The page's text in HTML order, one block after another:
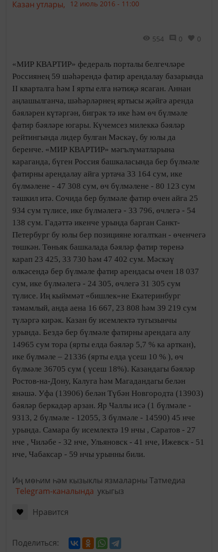
Казан утлары, 12 июль 2016 - 11:00
554 0 0
«МИР КВАРТИР» федераль порталы белгечләре
Россиянең 59 шәһәрендә фатир арендалау базарында
II кварталга һәм I ярты елга нәтиҗә ясаган. Аннан
аңлашылганча, шәһәрләрнең яртысы җәйгә аренда
бәяләрен күтәргән, бигрәк тә ике һәм өч бүлмәле
фатир бәяләре югары. Күчемсез милеккә бәяләр
рейтингында лидер булган Мәскәү, бу юлы да
беренче. «МИР КВАРТИР» мәгълүматларына
караганда, бүген Россия башкаласында бер бүлмәле
фатирны арендалау айга уртача 33 164 сум, ике
бүлмәлене - 47 308 сум, өч бүлмәлене - 80 123 сум
тәшкил итә. Сочида бер булмәле фатир өчен айга 25
934 сум түлисе, ике бүлмәлегә - 33 796, өчлегә - 54
138 сум. Гадәттә икенче урында барган Санкт-
Петербург бу юлы бер позицияне югалткан - өченчегә
төшкән. Төньяк башкалада бәяләр фатир төренә
карап 23 425, 33 730 һәм 47 402 сум. Мәскәү
өлкәсендә бер бүлмәле фатир арендасы өчен 18 037
сум, ике бүлмәлегә - 24 305, өчлегә 31 305 сум
түлисе. Иң кыйммәт «бишлек»не Екатеринбург
тәмамлый, анда аена 16 667, 23 808 һәм 39 219 сум
түләргә кирәк. Казан бу исемлектә тугызынчы
урында. Бездә бер бүлмәле фатирны арендага алу
14965 сум тора (ярты елда бәяләр 5,7 % ка арткан),
ике бүлмәле – 21336 (ярты елда үсеш 10 % ), өч
бүлмәле 36705 сум ( үсеш 18%). Казандагы бәяләр
Ростов-на-Дону, Калуга һәм Магадандагы белән
янәшә. Уфа (13906) белән Түбән Новгородта (13903)
бәяләр беркадәр арзан. Яр Чаллы исә (1 бүлмәле -
9313, 2 бүлмәле - 12055, 3 бүлмәле - 14590) 45 нче
урында. Самара бу исемлектә 19 нчы , Саратов - 27
нче , Чиләбе - 32 нче, Ульяновск - 41 нче, Ижевск - 51
нче, Чабаксар - 59 нчы урынны били.
Иң мөһим һәм кызыклы язмаларны Татмедиа
Telegram-каналында укыгыз
Нравится
Поделиться: